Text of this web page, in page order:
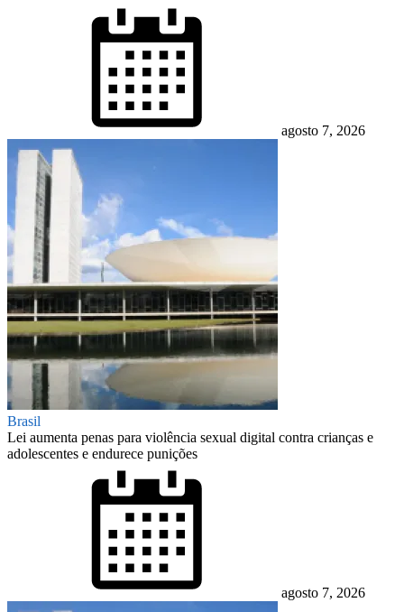
agosto 7, 2026
Brasil
Lei aumenta penas para violência sexual digital contra crianças e
adolescentes e endurece punições
agosto 7, 2026